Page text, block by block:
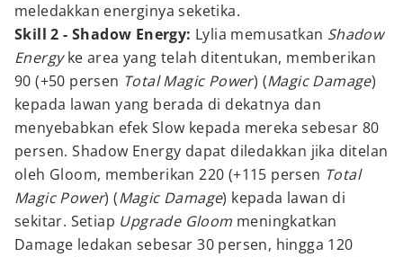
meledakkan energinya seketika.
Skill 2 - Shadow Energy: Lylia memusatkan Shadow
Energyke area yang telah ditentukan, memberikan
90 (+50 persen Total Magic Power) (Magic Damage)
kepada lawan yang berada di dekatnya dan
menyebabkan efek Slow kepada mereka sebesar 80
persen. Shadow Energy dapat diledakkan jika ditelan
oleh Gloom, memberikan 220 (+115 persen Total
Magic Power) (Magic Damage) kepada lawan di
sekitar. Setiap Upgrade Gloom meningkatkan
Damage ledakan sebesar 30 persen, hingga 120